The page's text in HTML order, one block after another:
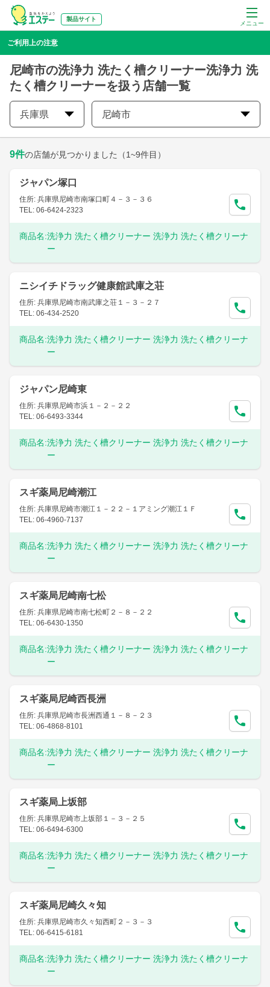
メニュー
製品サイト
ご利用上の注意
尼崎市の洗浄力 洗たく槽クリーナー洗浄力 洗
たく槽クリーナーを扱う店舗一覧
兵庫県 尼崎市
9件の店舗が見つかりました （1~9件目）
ジャパン塚口
住所: 兵庫県尼崎市南塚口町４－３－３６
TEL: 06-6424-2323
商品名:洗浄力 洗たく槽クリーナー 洗浄力 洗たく槽クリーナ
ー
ニシイチドラッグ健康館武庫之荘
住所: 兵庫県尼崎市南武庫之荘１－３－２７
TEL: 06-434-2520
商品名:洗浄力 洗たく槽クリーナー 洗浄力 洗たく槽クリーナ
ー
ジャパン尼崎東
住所: 兵庫県尼崎市浜１－２－２２
TEL: 06-6493-3344
商品名:洗浄力 洗たく槽クリーナー 洗浄力 洗たく槽クリーナ
ー
スギ薬局尼崎潮江
住所: 兵庫県尼崎市潮江１－２２－１アミング潮江１Ｆ
TEL: 06-4960-7137
商品名:洗浄力 洗たく槽クリーナー 洗浄力 洗たく槽クリーナ
ー
スギ薬局尼崎南七松
住所: 兵庫県尼崎市南七松町２－８－２２
TEL: 06-6430-1350
商品名:洗浄力 洗たく槽クリーナー 洗浄力 洗たく槽クリーナ
ー
スギ薬局尼崎西長洲
住所: 兵庫県尼崎市長洲西通１－８－２３
TEL: 06-4868-8101
商品名:洗浄力 洗たく槽クリーナー 洗浄力 洗たく槽クリーナ
ー
スギ薬局上坂部
住所: 兵庫県尼崎市上坂部１－３－２５
TEL: 06-6494-6300
商品名:洗浄力 洗たく槽クリーナー 洗浄力 洗たく槽クリーナ
ー
スギ薬局尼崎久々知
住所: 兵庫県尼崎市久々知西町２－３－３
TEL: 06-6415-6181
商品名:洗浄力 洗たく槽クリーナー 洗浄力 洗たく槽クリーナ
ー